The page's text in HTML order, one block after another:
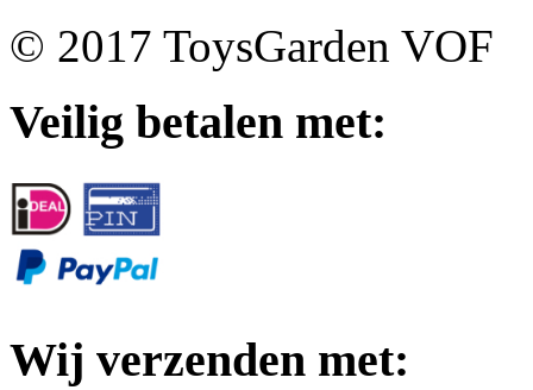
© 2017 ToysGarden VOF
Veilig betalen met:
Wij verzenden met: